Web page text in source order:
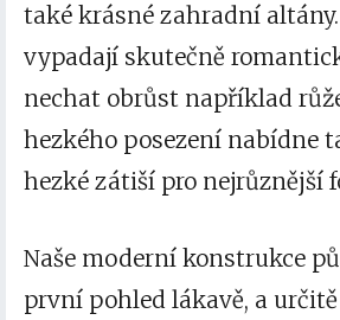
také krásné zahradní
vypadají skutečně
nechat obrůst například
hezkého posezení nabídne
hezké zátiší pro nejrůznější
Naše moderní konstrukce
první pohled lákavě, a